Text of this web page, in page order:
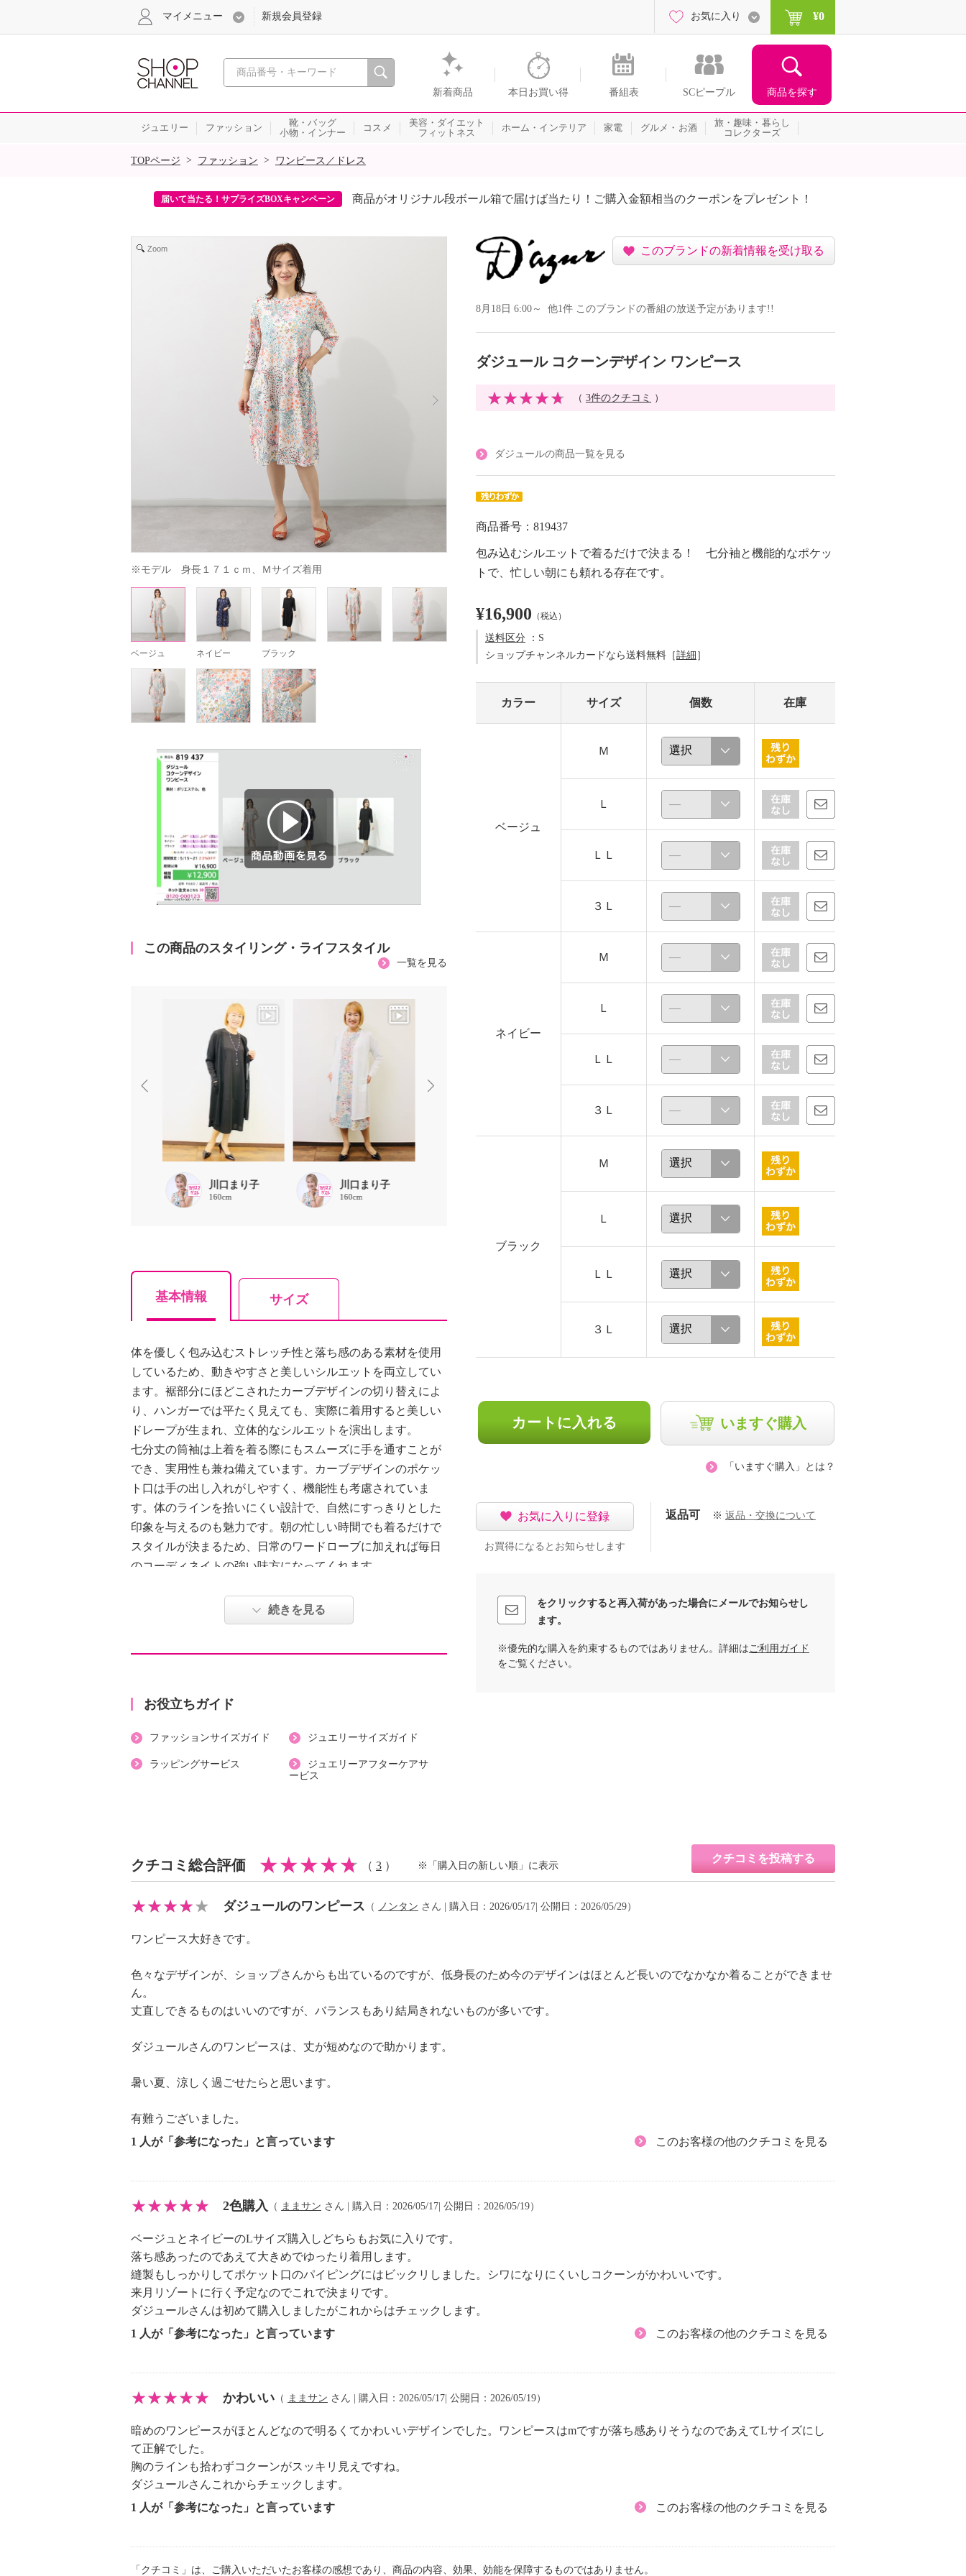
心おどる、瞬間を。通販・テレビショッピングのショップチャンネル
新着商品 本日お買い得 番組表 SCピープル 商品を探す
マイメニュー 新規会員登録 お気に入り ¥0
ジュエリー ファッション
靴・バッグ
小物・インナー
コスメ
美容・ダイエット
フィットネス
ホーム・インテリア 家電 グルメ・お酒
旅・趣味・暮らし
コレクターズ
SALE
TOPページ > ファッション > ワンピース／ドレス
届いて当たる！サプライズBOXキャンペーン 商品がオリジナル段ボール箱で届けば当たり！ご購入金額相当のクーポンをプレゼント！
Zoom
※モデル　身長１７１ｃｍ、Ｍサイズ着用
ベージュ ネイビー ブラック
この商品のスタイリング・ライフスタイル
一覧を見る
川口まり子
160cm
川口まり子
160cm
基本情報 サイズ
体を優しく包み込むストレッチ性と落ち感のある素材を使用
しているため、動きやすさと美しいシルエットを両立してい
ます。裾部分にほどこされたカーブデザインの切り替えによ
り、ハンガーでは平たく見えても、実際に着用すると美しい
ドレープが生まれ、立体的なシルエットを演出します。
七分丈の筒袖は上着を着る際にもスムーズに手を通すことが
でき、実用性も兼ね備えています。カーブデザインのポケッ
ト口は手の出し入れがしやすく、機能性も考慮されていま
す。体のラインを拾いにくい設計で、自然にすっきりとした
印象を与えるのも魅力です。朝の忙しい時間でも着るだけで
スタイルが決まるため、日常のワードローブに加えれば毎日
のコーディネイトの強い味方になってくれます。
・袖の長さ：七分袖
【素材】
【メンテナンス（絵表示ラベル）】
・手洗い：可
・漂白処理：酸素系漂白可（塩素系漂白は不可）
・ドライクリーニング：石油系ドライクリーニング可
・ウエットクリーニング：可
＜ベージュ、ネイビー、ブラック＞水や汗などによる色落
ち、色移り注意
り注意
＜ブラック＞単品洗い
【個体差あり】
【原産国（地）】
続きを見る
お役立ちガイド
ファッションサイズガイド ジュエリーサイズガイド
ラッピングサービス
ジュエリーアフターケアサ
ービス
このブランドの新着情報を受け取る
8月18日 6:00～ 他1件 このブランドの番組の放送予定があります!!
ダジュール コクーンデザイン ワンピース
（ 3件のクチコミ ）
ダジュールの商品一覧を見る
商品番号：819437
包み込むシルエットで着るだけで決まる！ 七分袖と機能的なポケッ
トで、忙しい朝にも頼れる存在です。
¥16,900 （税込）
送料区分 ：S
ショップチャンネルカードなら送料無料［詳細 ］
カラー サイズ 個数 在庫
ベージュ
Ｍ
Ｌ
ＬＬ
３Ｌ
ネイビー
Ｍ
Ｌ
ＬＬ
３Ｌ
ブラック
Ｍ
Ｌ
ＬＬ
３Ｌ
カートに入れる いますぐ購入
「いますぐ購入」とは？
お気に入りに登録
お買得になるとお知らせします
返品可 ※ 返品・交換について
をクリックすると再入荷があった場合にメールでお知らせし
ます。
※優先的な購入を約束するものではありません。詳細は ご利用ガイド
をご覧ください。
クチコミ総合評価 （ 3 ）
クチコミを投稿する
※「購入日の新しい順」に表示
ダジュールのワンピース （ ノンタン さん | 購入日：2026/05/17| 公開日：2026/05/29）
ワンピース大好きです。
色々なデザインが、ショップさんからも出ているのですが、低身長のため今のデザインはほとんど長いのでなかなか着ることができませ
ん。
丈直しできるものはいいのですが、バランスもあり結局きれないものが多いです。
ダジュールさんのワンピースは、丈が短めなので助かります。
暑い夏、涼しく過ごせたらと思います。
有難うございました。
1 人が「参考になった」と言っています
このお客様の他のクチコミを見る
2色購入 （ ままサン さん | 購入日：2026/05/17| 公開日：2026/05/19）
ベージュとネイビーのLサイズ購入しどちらもお気に入りです。
落ち感あったのであえて大きめでゆったり着用します。
縫製もしっかりしてポケット口のパイピングにはビックリしました。シワになりにくいしコクーンがかわいいです。
来月リゾートに行く予定なのでこれで決まりです。
ダジュールさんは初めて購入しましたがこれからはチェックします。
1 人が「参考になった」と言っています
このお客様の他のクチコミを見る
かわいい （ ままサン さん | 購入日：2026/05/17| 公開日：2026/05/19）
暗めのワンピースがほとんどなので明るくてかわいいデザインでした。ワンピースはmですが落ち感ありそうなのであえてLサイズにし
て正解でした。
胸のラインも拾わずコクーンがスッキリ見えですね。
ダジュールさんこれからチェックします。
1 人が「参考になった」と言っています
このお客様の他のクチコミを見る
「クチコミ」は、ご購入いただいたお客様の感想であり、商品の内容、効果、効能を保障するものではありません。